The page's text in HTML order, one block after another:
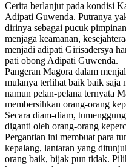
Cerita berlanjut pada kondisi
Adipati Guwenda. Putranya
dirinya sebagai pucuk
menjaga keamanan,
menjadi adipati Girisadersya
pati obong Adipati Guwenda.
Pangeran Magora dalam
mulanya terlihat baik baik saja
namun pelan-pelana ternyata
membersihkan orang-orang
Secara diam-diam,
diganti oleh orang-orang
Pergantian ini membuat para
kepalang, lantaran yang
orang baik, bijak pun tidak.